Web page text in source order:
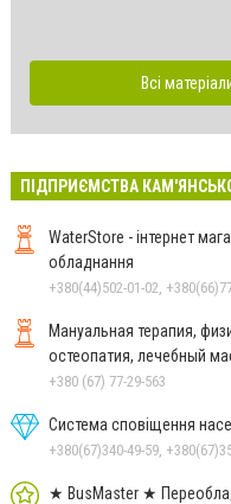
Всі
ПІДПРИЄМСТВА
WaterStore - інтернет
обладнання
Мануальная терапия,
остеопатия, лечебный
+380 (67) 77-29-563
Система сповіщення
+380(67)340-49-59,
★ BusMaster ★